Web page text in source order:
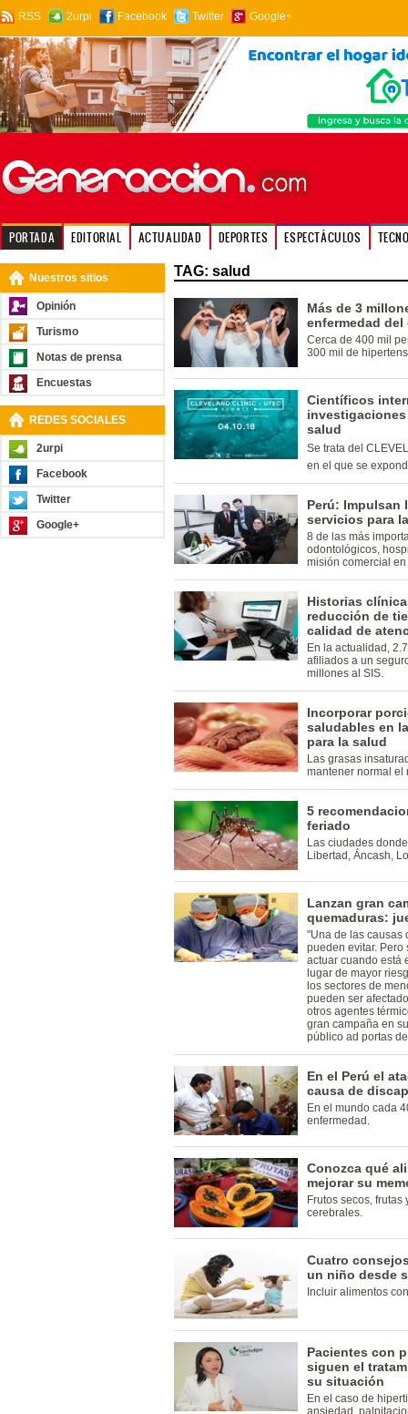
RSS 2urpi Facebook Twitter Google+
PORTADA EDITORIAL ACTUALIDAD DEPORTES ESPECTÁCULOS
Nuestros sitios
Opinión
Turismo
Notas de prensa
Encuestas
REDES SOCIALES
2urpi
Facebook
Twitter
Google+
TAG: salud
Más de 3
enfermedad del
Cerca de 400 mil
300 mil de
Científicos
salud
Se trata del
en el que se
Perú: Impulsan
servicios para
8 de las más
odontológicos,
misión comercial
Historias
reducción de
calidad de
En la actualidad,
afiliados a un
millones al SIS.
Incorporar
saludables en
para la salud
Las grasas
mantener normal el
5
feriado
Las ciudades
Libertad, Áncash,
Lanzan gran
quemaduras:
"Una de las causas
pueden evitar. Pero
actuar cuando está
lugar de mayor
los sectores de
pueden ser
otros agentes
gran campaña en
público ad portas
En el Perú el
causa de
En el mundo cada
enfermedad.
Conozca qué
mejorar su
Frutos secos,
cerebrales.
Cuatro
un niño desde
Incluir alimentos
Pacientes con
siguen el
su situación
En el caso de
ansiedad,